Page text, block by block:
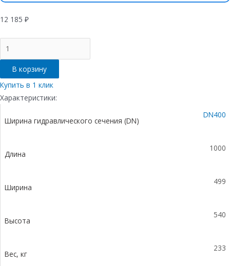
12 185 ₽
товара
Лоток
водоотводный
бетонный
коробчатый
(СО-400мм),
чугунной
уклоном
100.49,9
BGZ-
В корзину
Купить в 1 клик
Характеристики:
Ширина гидравлического сечения (DN)
DN400
Длина
1000
Ширина
499
Высота
540
Вес, кг
233